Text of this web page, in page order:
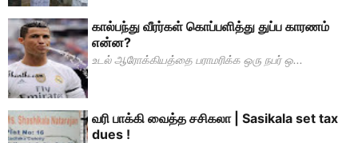
கால்பந்து வீரர்கள் கொப்பளித்து துப்ப காரணம்
என்ன?
உடல் ஆரோக்கியத்தை பராமரிக்க ஒரு நபர் ஒ...
வரி பாக்கி வைத்த சசிகலா | Sasikala set tax
dues !